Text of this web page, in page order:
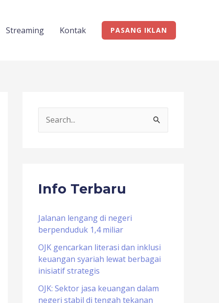
Streaming Kontak PASANG IKLAN
c
f
o
r
:
Info Terbaru
Jalanan lengang di negeri
berpenduduk 1,4 miliar
OJK gencarkan literasi dan inklusi
keuangan syariah lewat berbagai
inisiatif strategis
OJK: Sektor jasa keuangan dalam
negeri stabil di tengah tekanan